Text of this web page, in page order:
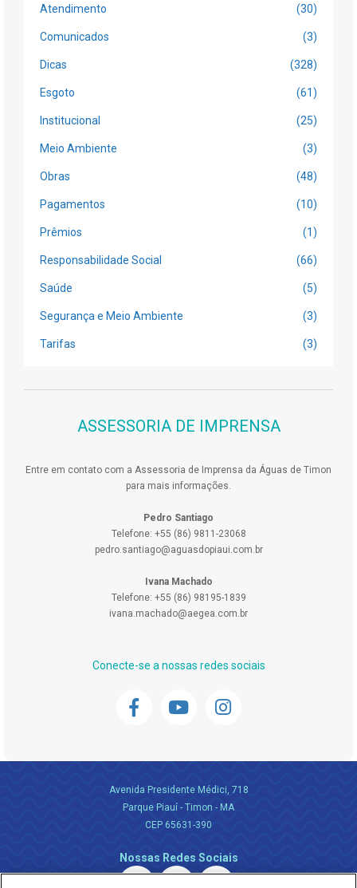
Atendimento (30)
Comunicados (3)
Dicas (328)
Esgoto (61)
Institucional (25)
Meio Ambiente (3)
Obras (48)
Pagamentos (10)
Prêmios (1)
Responsabilidade Social (66)
Saúde (5)
Segurança e Meio Ambiente (3)
Tarifas (3)
ASSESSORIA DE IMPRENSA
Entre em contato com a Assessoria de Imprensa da Águas de Timon
para mais informações.
Pedro Santiago
Telefone: +55 (86) 9811-23068
pedro.santiago@aguasdopiaui.com.br
Ivana Machado
Telefone: +55 (86) 98195-1839
ivana.machado@aegea.com.br
Conecte-se a nossas redes sociais
Avenida Presidente Médici, 718
Parque Piauí - Timon - MA
CEP 65631-390
Nossas Redes Sociais